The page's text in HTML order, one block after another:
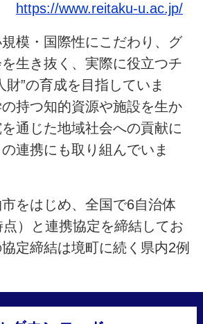
https://www.reitaku-u.ac.jp/
模・国際性にこだわり、グ
生き抜く、実際に役立つチ
財”の育成を目指していま
持つ知的資源や施設を生か
通じた地域社会への貢献に
連携にも取り組んでいま
をはじめ、全国で6自治体
点）と連携協定を締結してお
定締結は境町に続く県内2例